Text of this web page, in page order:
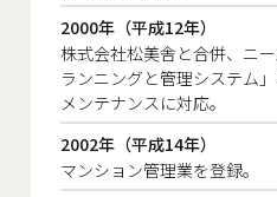
2000年（平成12年）
株式会社松美舎と合併、ニ
ランニングと管理システム
メンテナンスに対応。
2002年（平成14年）
マンション管理業を登録。